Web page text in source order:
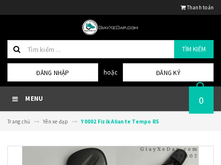
Thanh toán
TÌM KIẾM
ĐĂNG NHẬP hoặc ĐĂNG KÝ
MENU 0
Trang chủ Yên xe đạp Y0002 Fizik Aliante Tempo R5